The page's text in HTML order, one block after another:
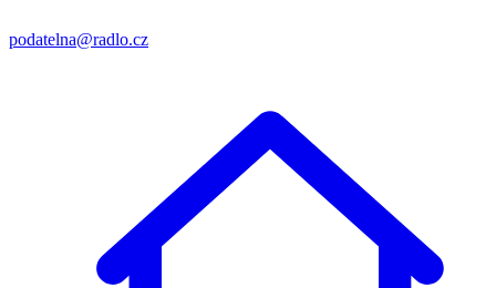
podatelna@radlo.cz